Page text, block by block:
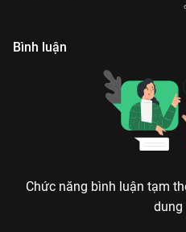
Bình luận
Chức năng bình luận tạm
dung